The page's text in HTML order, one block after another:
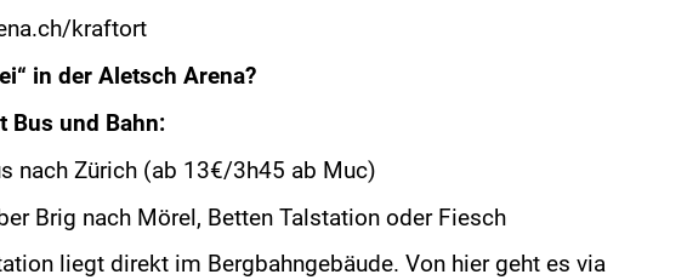
kraftort
in der Aletsch Arena?
Bus und Bahn:
nach Zürich (ab 13€/3h45 ab Muc)
Brig nach Mörel, Betten Talstation oder Fiesch
liegt direkt im Bergbahngebäude. Von hier geht es via